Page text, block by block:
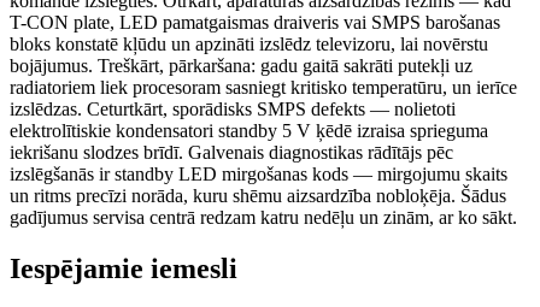
T-CON plate, LED pamatgaismas draiveris vai SMPS barošanas
bloks konstatē kļūdu un apzināti izslēdz televizoru, lai novērstu
bojājumus. Treškārt, pārkaršana: gadu gaitā sakrāti putekļi uz
radiatoriem liek procesoram sasniegt kritisko temperatūru, un ierīce
izslēdzas. Ceturtkārt, sporādisks SMPS defekts — nolietoti
elektrolītiskie kondensatori standby 5 V ķēdē izraisa sprieguma
iekrišanu slodzes brīdī. Galvenais diagnostikas rādītājs pēc
izslēgšanās ir standby LED mirgošanas kods — mirgojumu skaits
un ritms precīzi norāda, kuru shēmu aizsardzība nobloķēja. Šādus
gadījumus servisa centrā redzam katru nedēļu un zinām, ar ko sākt.
Iespējamie iemesli